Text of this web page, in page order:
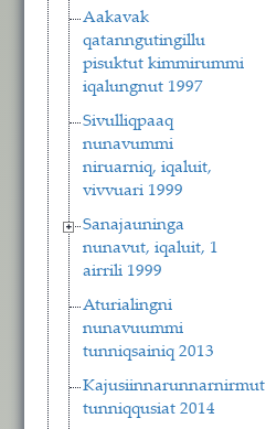
Aakavak
qatanngutingillu
pisuktut kimmirummi
iqalungnut 1997
Sivulliqpaaq
nunavummi
niruarniq, iqaluit,
vivvuari 1999
Sanajauninga
nunavut, iqaluit, 1
airrili 1999
Aturialingni
nunavuummi
tunniqsainiq 2013
Kajusiinnarunnarnirmut
tunniqqusiat 2014